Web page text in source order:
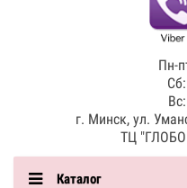
Пн-
г. Минск, ул.
ТЦ
Каталог